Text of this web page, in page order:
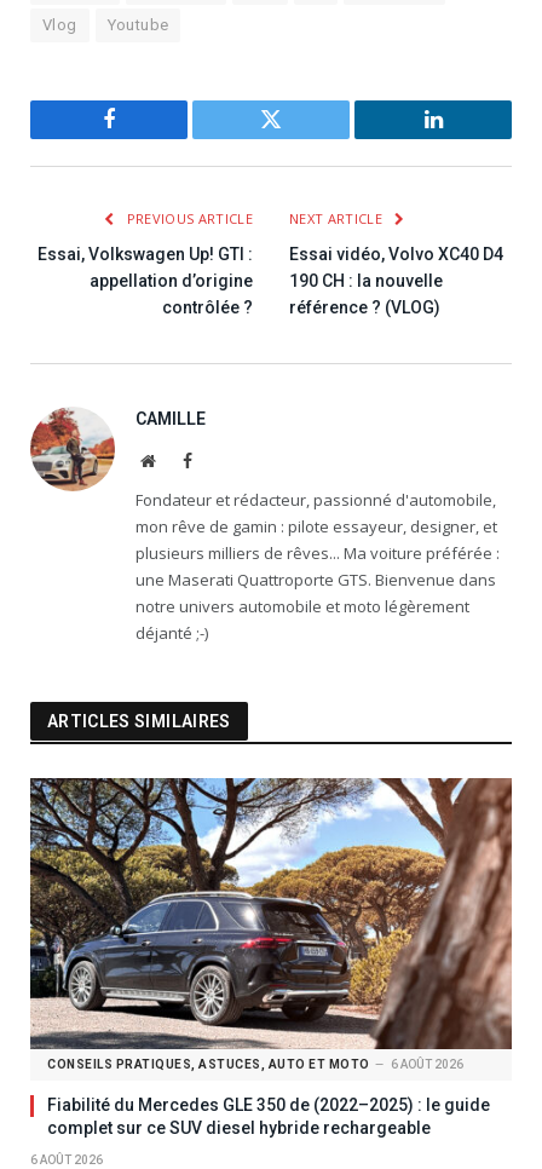
Vlog Youtube
Facebook Twitter LinkedIn
PREVIOUS ARTICLE
Essai, Volkswagen Up! GTI :
appellation d’origine
contrôlée ?
NEXT ARTICLE
Essai vidéo, Volvo XC40 D4
190 CH : la nouvelle
référence ? (VLOG)
CAMILLE
WebsiteFacebook
Fondateur et rédacteur, passionné d'automobile,
mon rêve de gamin : pilote essayeur, designer, et
plusieurs milliers de rêves... Ma voiture préférée :
une Maserati Quattroporte GTS. Bienvenue dans
notre univers automobile et moto légèrement
déjanté ;-)
ARTICLES SIMILAIRES
CONSEILS PRATIQUES, ASTUCES, AUTO ET MOTO 6 AOÛT 2026
Fiabilité du Mercedes GLE 350 de (2022–2025) : le guide
complet sur ce SUV diesel hybride rechargeable
6 AOÛT 2026